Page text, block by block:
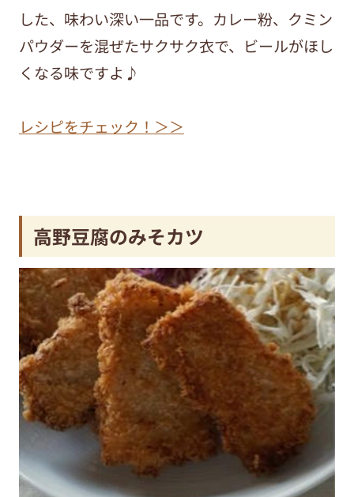
した、味わい深い一品です。カレー粉、クミン
パウダーを混ぜたサクサク衣で、ビールがほし
くなる味ですよ♪
レシピをチェック！＞＞
高野豆腐のみそカツ